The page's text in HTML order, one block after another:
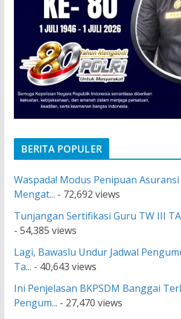
BERITA POPULER
Waspada! Modus Penipuan
Mengat... - 72,692 views
Tunjangan Sertifikasi Guru TW III TA
- 54,385 views
Lagi, Bawaslu Undur Jadwal
Ta... - 40,643 views
Ini Penjelasan BKPSDM Banggai
Pengum... - 27,470 views